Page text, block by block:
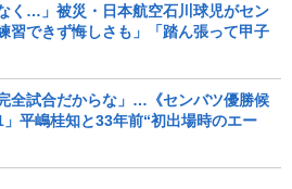
く…」被災・日本航空石川球児がセン
習できず悔しさも」「踏ん張って甲子
全試合だからな」…《センバツ優勝候
平嶋桂知と33年前“初出場時のエー